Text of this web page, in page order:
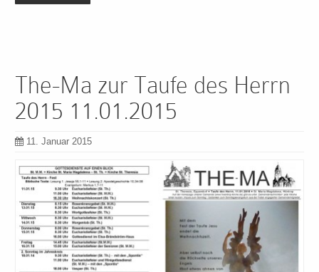
The-Ma zur Taufe des Herrn
2015 11.01.2015
11. Januar 2015